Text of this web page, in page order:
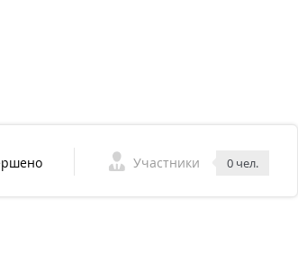
Участники 0 чел.